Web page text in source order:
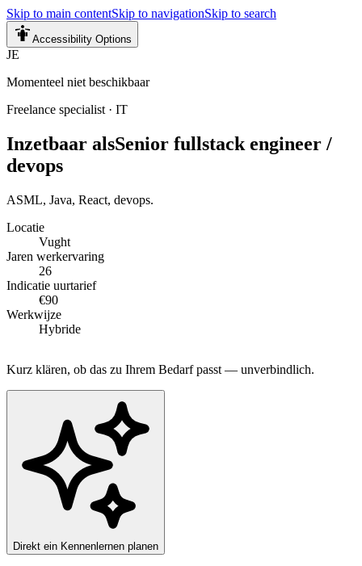
Skip to main contentSkip to navigationSkip to search
Accessibility Options
JE
Momenteel niet beschikbaar
Freelance specialist · IT
Inzetbaar alsSenior fullstack engineer /
devops
ASML, Java, React, devops.
Locatie
Vught
Jaren werkervaring
26
Indicatie uurtarief
€90
Werkwijze
Hybride
Kurz klären, ob das zu Ihrem Bedarf passt — unverbindlich.
Direkt ein Kennenlernen planen